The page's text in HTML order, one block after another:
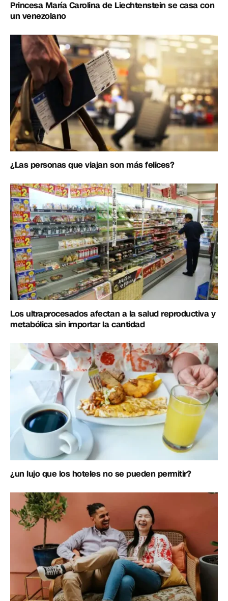
Princesa María Carolina de Liechtenstein se casa con
un venezolano
¿Las personas que viajan son más felices?
Los ultraprocesados afectan a la salud reproductiva y
metabólica sin importar la cantidad
¿un lujo que los hoteles no se pueden permitir?